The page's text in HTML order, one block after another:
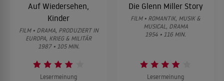
Auf Wiedersehen,
Kinder
FILM • DRAMA, PRODUZIERT IN
EUROPA, KRIEG & MILITÄR
1987 • 105 MIN.
Lesermeinung
Die Glenn Miller Story
FILM • ROMANTIK, MUSIK &
MUSICAL, DRAMA
1954 • 116 MIN.
Lesermeinung